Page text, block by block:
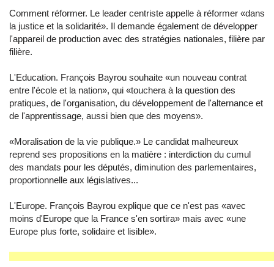
Comment réformer. Le leader centriste appelle à réformer «dans
la justice et la solidarité». Il demande également de développer
l'appareil de production avec des stratégies nationales, filière par
filière.
L'Education. François Bayrou souhaite «un nouveau contrat
entre l'école et la nation», qui «touchera à la question des
pratiques, de l'organisation, du développement de l'alternance et
de l'apprentissage, aussi bien que des moyens».
«Moralisation de la vie publique.» Le candidat malheureux
reprend ses propositions en la matière : interdiction du cumul
des mandats pour les députés, diminution des parlementaires,
proportionnelle aux législatives...
L'Europe. François Bayrou explique que ce n'est pas «avec
moins d'Europe que la France s'en sortira» mais avec «une
Europe plus forte, solidaire et lisible».